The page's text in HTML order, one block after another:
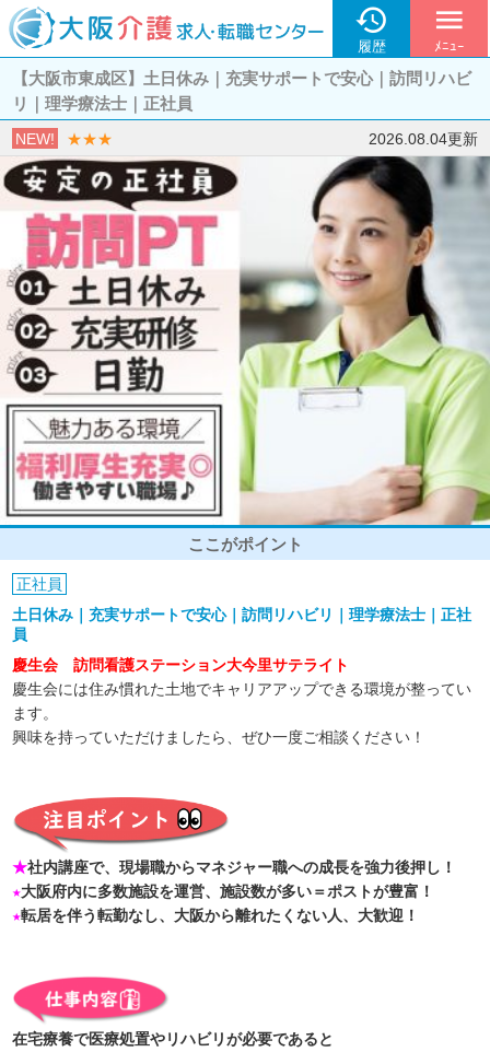

履歴
menu
ﾒﾆｭｰ
【大阪市東成区】土日休み｜充実サポートで安心｜訪問リハビ
リ｜理学療法士｜正社員
NEW! ★★★ 2026.08.04更新
ここがポイント
正社員
土日休み｜充実サポートで安心｜訪問リハビリ｜理学療法士｜正社
員
慶生会 訪問看護ステーション大今里サテライト
慶生会には住み慣れた土地でキャリアアップできる環境が整ってい
ます。
興味を持っていただけましたら、ぜひ一度ご相談ください！
★社内講座で、現場職からマネジャー職への成長を強力後押し！
★大阪府内に多数施設を運営、施設数が多い＝ポストが豊富！
★転居を伴う転勤なし、大阪から離れたくない人、大歓迎！
在宅療養で医療処置やリハビリが必要であると